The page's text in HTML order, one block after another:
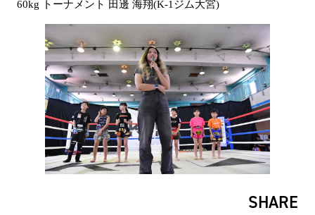
60kg トーナメント 田邊 海翔(K-1ジム大宮)
SHARE